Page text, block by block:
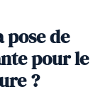
de
pour le
?